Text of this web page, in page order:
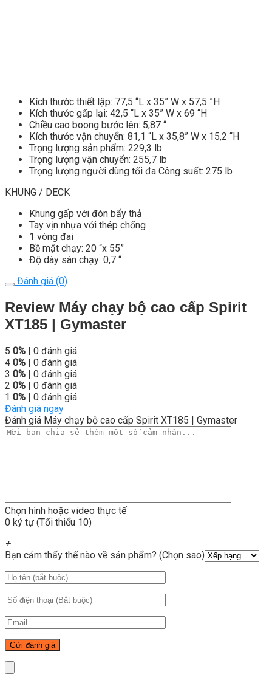
Kích thước thiết lập: 77,5 “L x 35” W x 57,5 ​​”H
Kích thước gấp lại: 42,5 “L x 35” W x 69 “H
Chiều cao boong bước lên: 5,87 “
Kích thước vận chuyển: 81,1 “L x 35,8” W x 15,2 “H
Trọng lượng sản phẩm: 229,3 lb
Trọng lượng vận chuyển: 255,7 lb
Trọng lượng người dùng tối đa Công suất: 275 lb
KHUNG / DECK
Khung gấp với đòn bẩy thả
Tay vịn nhựa với thép chống
1 vòng đai
Bề mặt chạy: 20 “x 55”
Độ dày sàn chạy: 0,7 “
Đánh giá (0)
Review Máy chạy bộ cao cấp Spirit
XT185 | Gymaster
5 0% | 0 đánh giá
4 0% | 0 đánh giá
3 0% | 0 đánh giá
2 0% | 0 đánh giá
1 0% | 0 đánh giá
Đánh giá ngay
Đánh giá Máy chạy bộ cao cấp Spirit XT185 | Gymaster
Chọn hình hoặc video thực tế
0 ký tự (Tối thiểu 10)
+
Bạn cảm thấy thế nào về sản phẩm? (Chọn sao)